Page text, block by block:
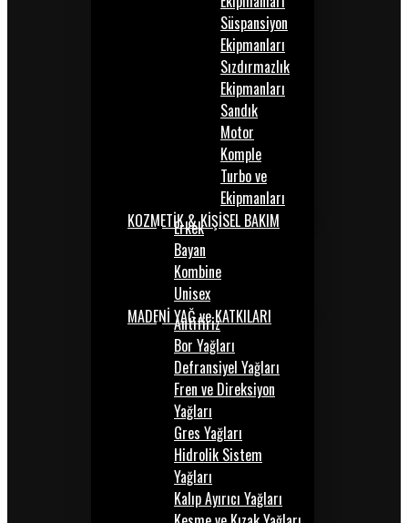
Süspansiyon
Ekipmanları
Sızdırmazlık
Ekipmanları
Sandık
Motor
Komple
Turbo ve
Ekipmanları
KOZMETİK & KİŞİSEL BAKIM
Erkek
Bayan
Kombine
Unisex
MADENİ YAĞ ve KATKILARI
Antifiriz
Bor Yağları
Defransiyel Yağları
Fren ve Direksiyon
Yağları
Gres Yağları
Hidrolik Sistem
Yağları
Kalıp Ayırıcı Yağları